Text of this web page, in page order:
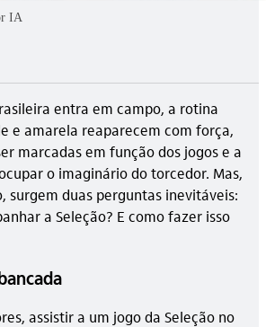
IA
entra em campo, a rotina
e amarela reaparecem com força,
marcadas em função dos jogos e a
o imaginário do torcedor. Mas,
surgem duas perguntas inevitáveis:
a Seleção? E como fazer isso
assistir a um jogo da Seleção no